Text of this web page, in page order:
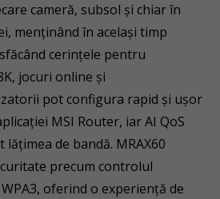
cameră, subsol și chiar în
menținând în același timp
cerințele pentru
jocuri online și
pot configura rapid și ușor
MSI Router, iar AI QoS
de bandă. MRAX60
precum controlul
oferind o experiență de